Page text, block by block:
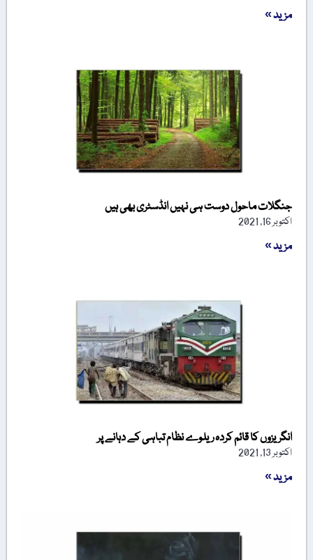
مزید »
جنگلات ماحول دوست ہی نہیں انڈسٹری بھی ہیں
اکتوبر 16, 2021
مزید »
انگریزوں کا قائم کردہ ریلوے نظام تباہی کے دہانے پر
اکتوبر 13, 2021
مزید »